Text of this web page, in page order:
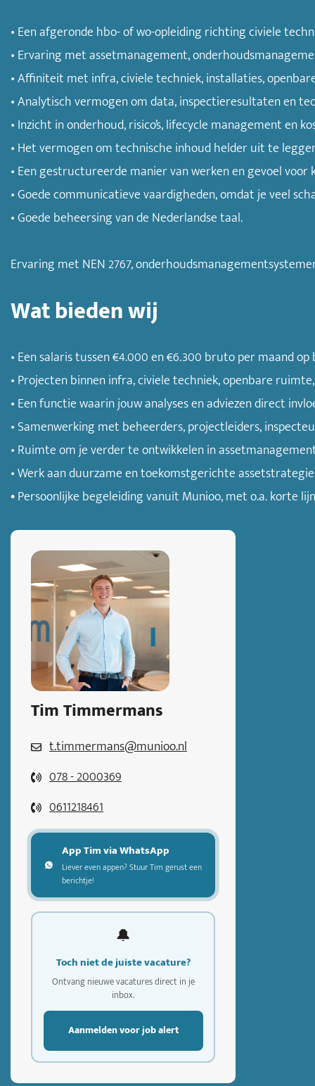
• Een afgeronde hbo- of wo-opleiding richting civiele
• Ervaring met assetmanagement,
• Affiniteit met infra, civiele techniek, installaties,
• Analytisch vermogen om data, inspectieresultaten en
• Inzicht in onderhoud, risico’s, lifecycle management en
• Het vermogen om technische inhoud helder uit te
• Een gestructureerde manier van werken en gevoel
• Goede communicatieve vaardigheden, omdat je veel
• Goede beheersing van de Nederlandse taal.
Ervaring met NEN 2767,
Wat bieden wij
• Een salaris tussen €4.000 en €6.300 bruto per maand
• Projecten binnen infra, civiele techniek, openbare
• Een functie waarin jouw analyses en adviezen direct
• Samenwerking met beheerders, projectleiders,
• Ruimte om je verder te ontwikkelen in
• Werk aan duurzame en toekomstgerichte
•Persoonlijke begeleiding vanuit Munioo, met o.a. korte
Tim Timmermans
t.timmermans@munioo.nl
078 - 2000369
0611218461
App Tim via WhatsApp
Liever even appen? Stuur Tim gerust een
berichtje!
🔔
Toch niet de juiste vacature?
Ontvang nieuwe vacatures direct in je
inbox.
Aanmelden voor job alert